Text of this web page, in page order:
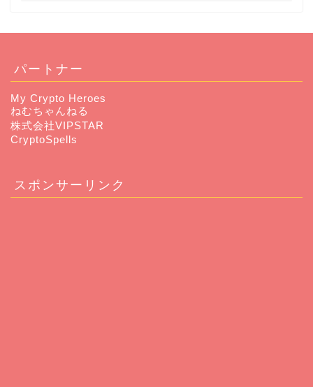
パートナー
My Crypto Heroes
ねむちゃんねる
株式会社VIPSTAR
CryptoSpells
スポンサーリンク